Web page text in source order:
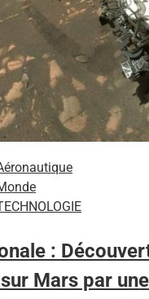
:
Mars par